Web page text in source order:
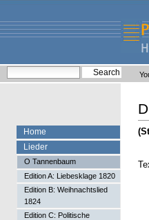
content.
navigation
Personal
tools
Home
Lieder
O Tannenbaum
Edition A: Liebesklage 1820
Edition B: Weihnachtslied
1824
Edition C: Politische